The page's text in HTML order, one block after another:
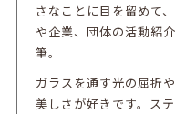
さなことに目を留めて
や企業、団体の活動紹
筆。
ガラスを通す光の屈折
美しさが好きです。ス